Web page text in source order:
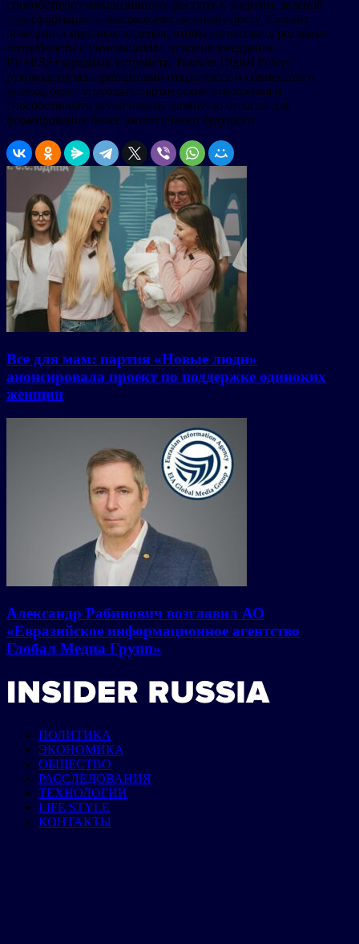
способствуют инклюзивному доступу к энергии, зеленой
трансформации и высококачественному росту. Саммит
объединил мировых лидеров, чтобы согласовать реальные
потребности с инновациями, ускорив внедрение
PV+ESS+зарядных устройств. Huawei Digital Power,
руководствуясь принципами открытости и совместного
успеха, будет углублять партнерские отношения и
способствовать устойчивому развитию отрасли для
формирования более экологичного будущего.
Все для мам: партия «Новые люди»
анонсировала проект по поддержке одиноких
женщин
Александр Рабинович возглавил АО
«Евразийское информационное агентство
Глобал Медиа Групп»
ПОЛИТИКА
ЭКОНОМИКА
ОБЩЕСТВО
РАССЛЕДОВАНИЯ
ТЕХНОЛОГИИ
LIFE STYLE
КОНТАКТЫ